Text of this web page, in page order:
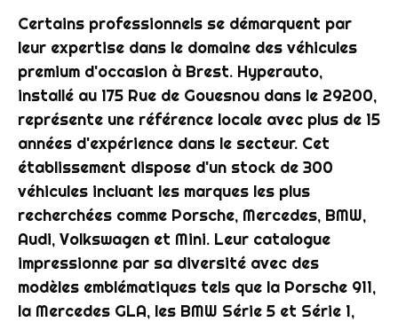
Certains professionnels se démarquent par
leur expertise dans le domaine des véhicules
premium d'occasion à Brest. Hyperauto,
installé au 175 Rue de Gouesnou dans le 29200,
représente une référence locale avec plus de 15
années d'expérience dans le secteur. Cet
établissement dispose d'un stock de 300
véhicules incluant les marques les plus
recherchées comme Porsche, Mercedes, BMW,
Audi, Volkswagen et Mini. Leur catalogue
impressionne par sa diversité avec des
modèles emblématiques tels que la Porsche 911,
la Mercedes GLA, les BMW Série 5 et Série 1,